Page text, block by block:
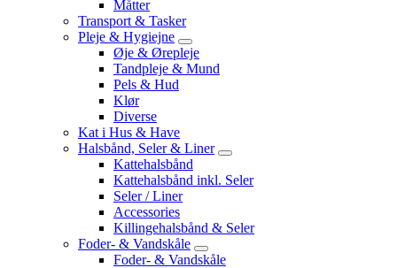
Måtter
Transport & Tasker
Pleje & Hygiejne
Øje & Ørepleje
Tandpleje & Mund
Pels & Hud
Klør
Diverse
Kat i Hus & Have
Halsbånd, Seler & Liner
Kattehalsbånd
Kattehalsbånd inkl. Seler
Seler / Liner
Accessories
Killingehalsbånd & Seler
Foder- & Vandskåle
Foder- & Vandskåle